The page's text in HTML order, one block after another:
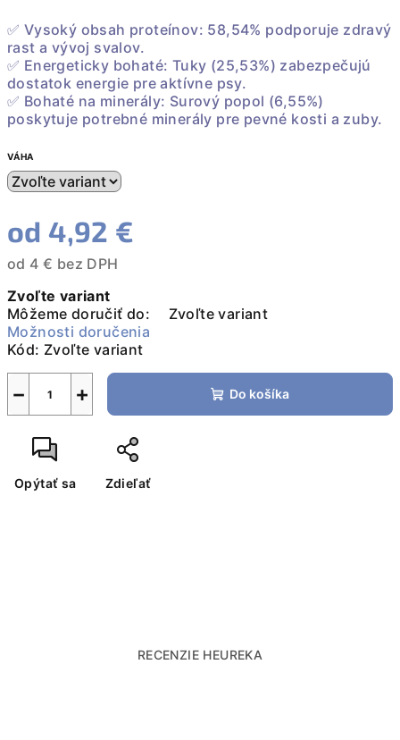
✅ Vysoký obsah proteínov: 58,54% podporuje zdravý
rast a vývoj svalov.
✅ Energeticky bohaté: Tuky (25,53%) zabezpečujú
dostatok energie pre aktívne psy.
✅ Bohaté na minerály: Surový popol (6,55%)
poskytuje potrebné minerály pre pevné kosti a zuby.
VÁHA
od4,92 €
od 4 € bez DPH
cena:
Zvoľte variant
Môžeme doručiť do:
Zvoľte variant
Možnosti doručenia
Kód: Zvoľte variant
+
− Do košíka
Opýtať sa Zdieľať
RECENZIE HEUREKA